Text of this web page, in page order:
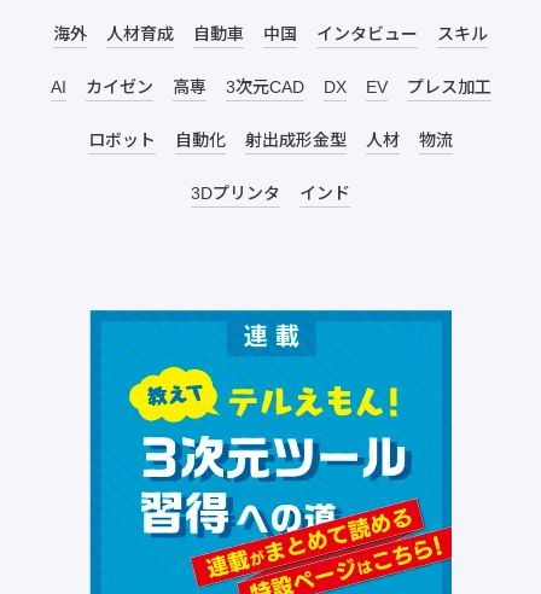
海外 人材育成 自動車 中国 インタビュー スキル
AI カイゼン 高専 3次元CAD DX EV プレス加工
ロボット 自動化 射出成形金型 人材 物流
3Dプリンタ インド